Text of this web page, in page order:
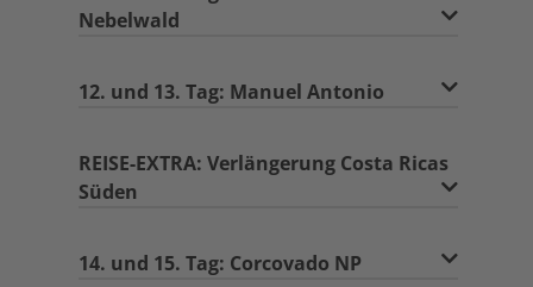
Nebelwald
12. und 13. Tag: Manuel Antonio
REISE-EXTRA: Verlängerung Costa Ricas
Süden
14. und 15. Tag: Corcovado NP